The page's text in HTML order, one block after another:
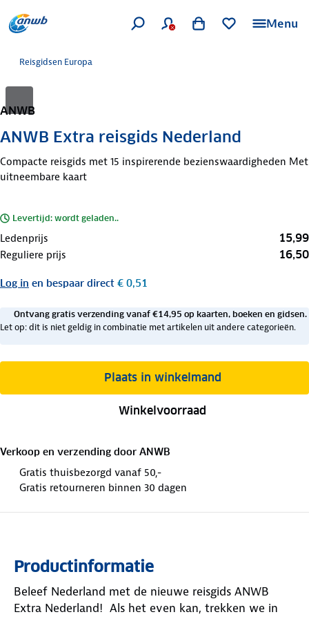
Menu
Reisgidsen Europa
ANWB
ANWB Extra reisgids Nederland
Compacte reisgids met 15 inspirerende bezienswaardigheden Met
uitneembare kaart
Levertijd: wordt geladen..
Ledenprijs 15,99
Reguliere prijs 16,50
Log in en bespaar direct € 0,51
Ontvang gratis verzending vanaf €14,95 op kaarten, boeken en gidsen.
Let op: dit is niet geldig in combinatie met artikelen uit andere categorieën.
Plaats in winkelmand
Winkelvoorraad
Verkoop en verzending door ANWB
Gratis thuisbezorgd vanaf 50,-
Gratis retourneren binnen 30 dagen
Productinformatie
Beleef Nederland met de nieuwe reisgids ANWB
Extra Nederland! Als het even kan, trekken we in